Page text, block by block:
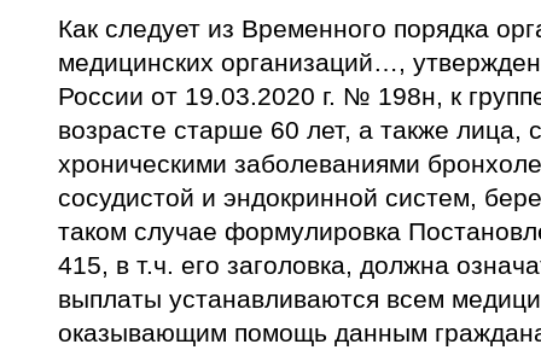
Как следует из Временного порядка
медицинских организаций…,
России от 19.03.2020 г. № 198н, к
возрасте старше 60 лет, а также лица,
хроническими заболеваниями
сосудистой и эндокринной систем,
таком случае формулировка
415, в т.ч. его заголовка, должна
выплаты устанавливаются всем
оказывающим помощь данным